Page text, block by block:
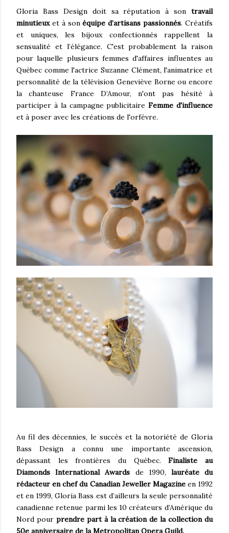
Gloria Bass Design doit sa réputation à son travail
minutieuxet à sonéquipe d’artisans passionnés. Créatifs
et uniques, les bijoux confectionnés rappellent la
sensualité et l’élégance. C'est probablement la raison
pour laquelle plusieurs femmes d'affaires influentes au
Québec comme l'actrice Suzanne Clément, l'animatrice et
personnalité de la télévision Geneviève Borne ou encore
la chanteuse France D’Amour, n'ont pas hésité à
participer à la campagne publicitaireFemme d'influence
et à poser avec les créations de l'orfèvre.
Au fil des décennies, le succès et la notoriété de Gloria
Bass Design a connu une importante ascension,
dépassant les frontières du Québec.Finaliste au
Diamonds International Awards de 1990, lauréate du
rédacteur en chef du Canadian Jeweller Magazineen 1992
et en 1999, Gloria Bass est d’ailleurs la seule personnalité
canadienne retenue parmi les 10 créateurs d’Amérique du
Nord pour prendre part à la création de la collection du
50e anniversaire de la Metropolitan Opera Guild.